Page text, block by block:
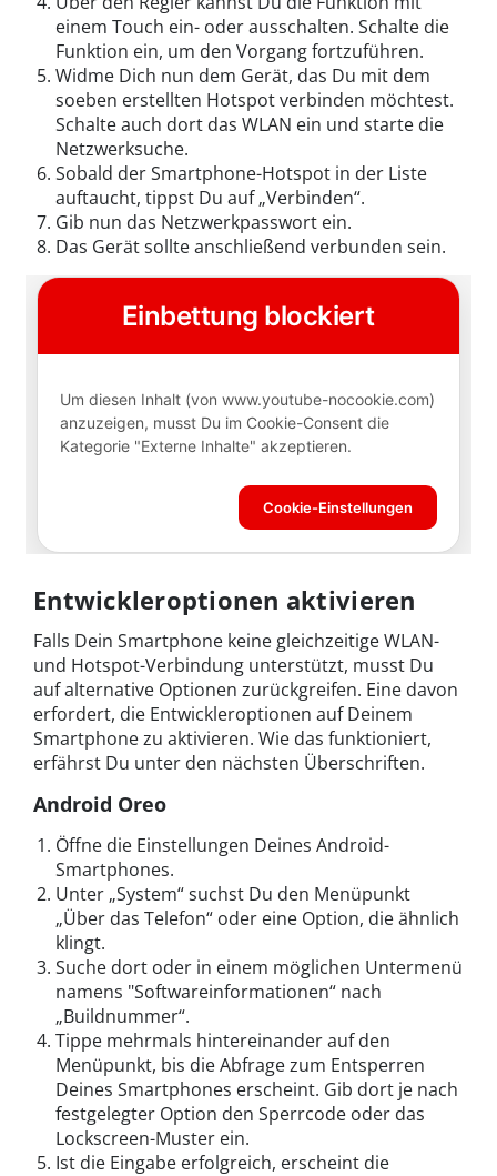
einem Touch ein- oder ausschalten. Schalte die
Funktion ein, um den Vorgang fortzuführen.
Widme Dich nun dem Gerät, das Du mit dem
soeben erstellten Hotspot verbinden möchtest.
Schalte auch dort das WLAN ein und starte die
Netzwerksuche.
Sobald der Smartphone-Hotspot in der Liste
auftaucht, tippst Du auf „Verbinden“.
Gib nun das Netzwerkpasswort ein.
Das Gerät sollte anschließend verbunden sein.
Entwickleroptionen aktivieren
Falls Dein Smartphone keine gleichzeitige WLAN-
und Hotspot-Verbindung unterstützt, musst Du
auf alternative Optionen zurückgreifen. Eine davon
erfordert, die Entwickleroptionen auf Deinem
Smartphone zu aktivieren. Wie das funktioniert,
erfährst Du unter den nächsten Überschriften.
Android Oreo
Öffne die Einstellungen Deines Android-
Smartphones.
Unter „System“ suchst Du den Menüpunkt
„Über das Telefon“ oder eine Option, die ähnlich
klingt.
Suche dort oder in einem möglichen Untermenü
namens "Softwareinformationen“ nach
„Buildnummer“.
Tippe mehrmals hintereinander auf den
Menüpunkt, bis die Abfrage zum Entsperren
Deines Smartphones erscheint. Gib dort je nach
festgelegter Option den Sperrcode oder das
Lockscreen-Muster ein.
Ist die Eingabe erfolgreich, erscheint die